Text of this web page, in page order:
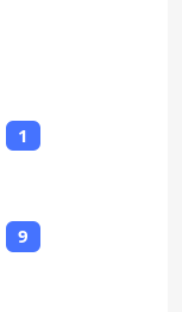
1
9